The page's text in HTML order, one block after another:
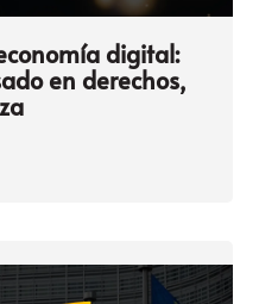
digital:
en derechos,